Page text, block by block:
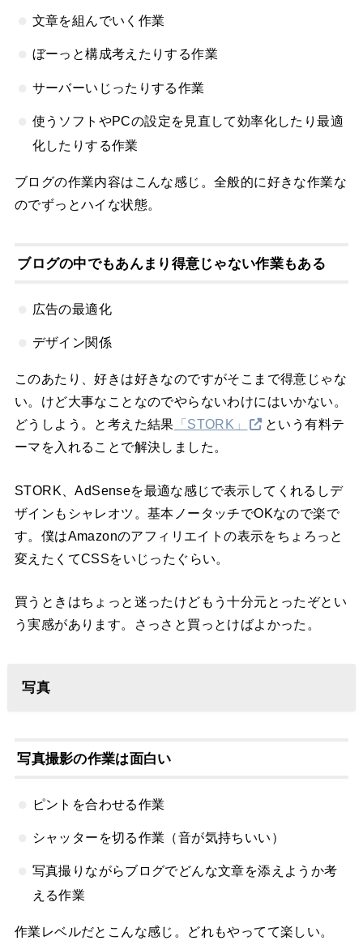
文章を組んでいく作業
ぼーっと構成考えたりする作業
サーバーいじったりする作業
使うソフトやPCの設定を見直して効率化したり最適
化したりする作業
ブログの作業内容はこんな感じ。全般的に好きな作業な
のでずっとハイな状態。
ブログの中でもあんまり得意じゃない作業もある
広告の最適化
デザイン関係
このあたり、好きは好きなのですがそこまで得意じゃな
い。けど大事なことなのでやらないわけにはいかない。
どうしよう。と考えた結果 「STORK」
という有料テ
ーマを入れることで解決しました。
STORK、AdSenseを最適な感じで表示してくれるしデ
ザインもシャレオツ。基本ノータッチでOKなので楽で
す。僕はAmazonのアフィリエイトの表示をちょろっと
変えたくてCSSをいじったぐらい。
買うときはちょっと迷ったけどもう十分元とったぞとい
う実感があります。さっさと買っとけばよかった。
写真
写真撮影の作業は面白い
ピントを合わせる作業
シャッターを切る作業（音が気持ちいい）
写真撮りながらブログでどんな文章を添えようか考
える作業
作業レベルだとこんな感じ。どれもやってて楽しい。